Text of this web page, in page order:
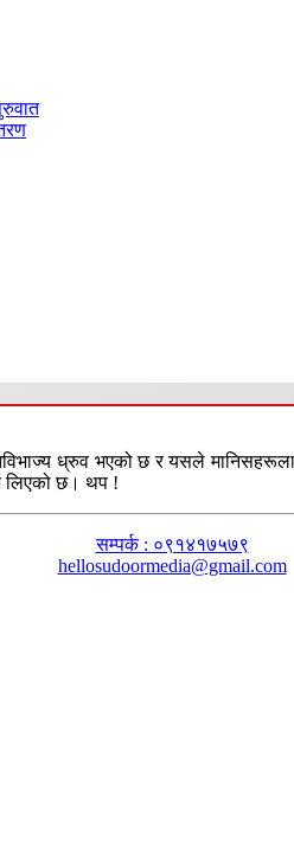
ध्रुव भएको छ र यसले
लिएको छ। थप !
सम्पर्क : ०९१४१७५७९
hellosudoormedia@gmail.com